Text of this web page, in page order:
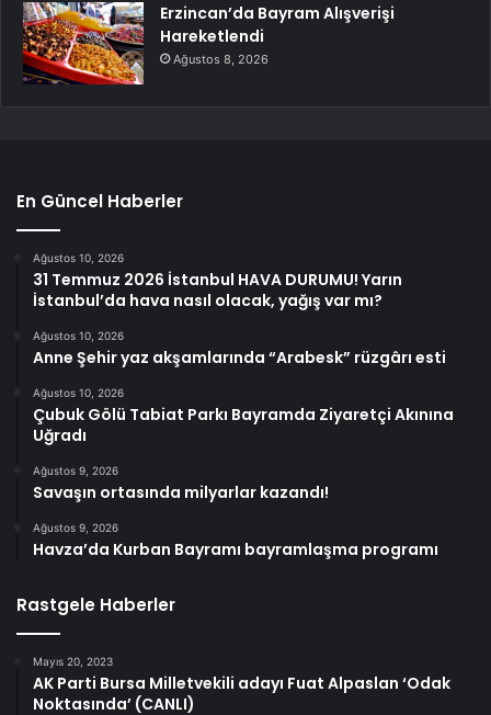
Erzincan’da Bayram Alışverişi
Hareketlendi
Ağustos 8, 2026
En Güncel Haberler
Ağustos 10, 2026
31 Temmuz 2026 İstanbul HAVA DURUMU! Yarın
İstanbul’da hava nasıl olacak, yağış var mı?
Ağustos 10, 2026
Anne Şehir yaz akşamlarında “Arabesk” rüzgârı esti
Ağustos 10, 2026
Çubuk Gölü Tabiat Parkı Bayramda Ziyaretçi Akınına
Uğradı
Ağustos 9, 2026
Savaşın ortasında milyarlar kazandı!
Ağustos 9, 2026
Havza’da Kurban Bayramı bayramlaşma programı
Rastgele Haberler
Mayıs 20, 2023
AK Parti Bursa Milletvekili adayı Fuat Alpaslan ‘Odak
Noktasında’ (CANLI)